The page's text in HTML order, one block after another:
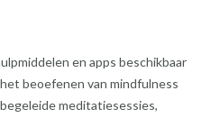
en apps beschikbaar
beoefenen van mindfulness
meditatiesessies,